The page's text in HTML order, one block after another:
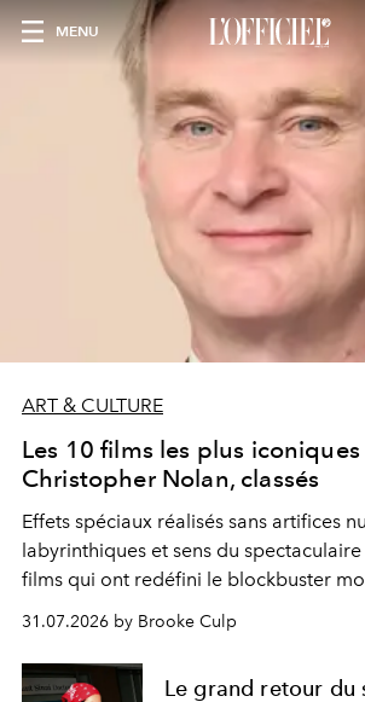
MENU
ART & CULTURE
Les 10 films les plus
Christopher Nolan, classés
Effets spéciaux réalisés sans artifices
labyrinthiques et sens du
films qui ont redéfini le blockbuster
31.07.2026 by Brooke Culp
Le grand retour du